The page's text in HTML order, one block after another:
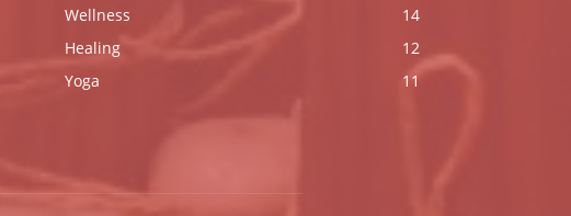
Wellness
14
Healing
12
Yoga
11